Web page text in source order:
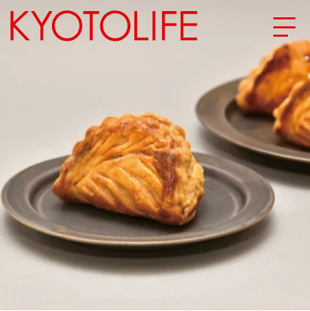
地図から探す
カテゴリーから探す
SPECIAL
NEW OPEN
SERIES